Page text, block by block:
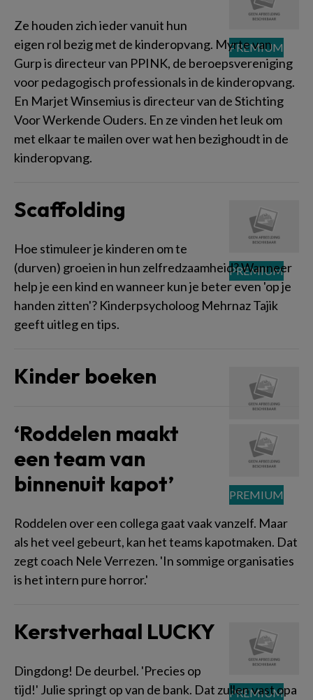
Ze houden zich ieder vanuit hun
eigen rol bezig met de kinderopvang. Myrte van
Gurp is directeur van PPINK, de beroepsvereniging
voor pedagogisch professionals in de kinderopvang.
En Marjet Winsemius is directeur van de Stichting
Voor Werkende Ouders. En ze vinden het leuk om
met elkaar te mailen over wat hen bezighoudt in de
kinderopvang.
Scaffolding
Hoe stimuleer je kinderen om te
(durven) groeien in hun zelfredzaamheid? Wanneer
help je een kind en wanneer kun je beter even 'op je
handen zitten'? Kinderpsycholoog Mehrnaz Tajik
geeft uitleg en tips.
Kinder boeken
‘Roddelen maakt
een team van
binnenuit kapot’
Roddelen over een collega gaat vaak vanzelf. Maar
als het veel gebeurt, kan het teams kapotmaken. Dat
zegt coach Nele Verrezen. 'In sommige organisaties
is het intern pure horror.'
Kerstverhaal LUCKY
Dingdong! De deurbel. 'Precies op
tijd!' Julie springt op van de bank. Dat zullen vast opa